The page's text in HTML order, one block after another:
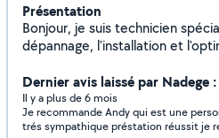
Présentation
Bonjour, je suis technicien
dépannage, l'installation et
en informatique, Wi-Fi, fibre,
caméras et alarmes. Contactez-
trouverai la solution à votre
Dernier avis laissé par Nadege
Il y a plus de 6 mois
Je recommande Andy qui est une
trés sympathique préstation réussit je